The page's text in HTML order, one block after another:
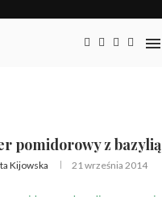
pomidorowy z bazylią
Kijowska 21 września 2014